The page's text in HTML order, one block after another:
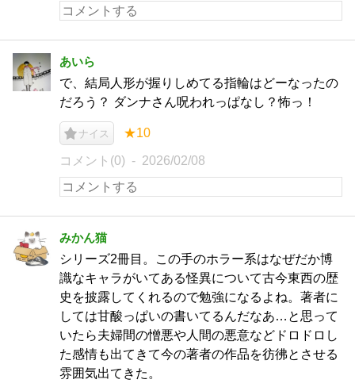
あいら
で、結局人形が握りしめてる指輪はどーなったの
だろう？ ダンナさん呪われっぱなし？怖っ！
ナイス ★10
コメント(0) 2026/02/08
みかん猫
シリーズ2冊目。この手のホラー系はなぜだか博
識なキャラがいてある怪異について古今東西の歴
史を披露してくれるので勉強になるよね。著者に
しては甘酸っぱいの書いてるんだなあ…と思って
いたら夫婦間の憎悪や人間の悪意などドロドロし
た感情も出てきて今の著者の作品を彷彿とさせる
雰囲気出てきた。